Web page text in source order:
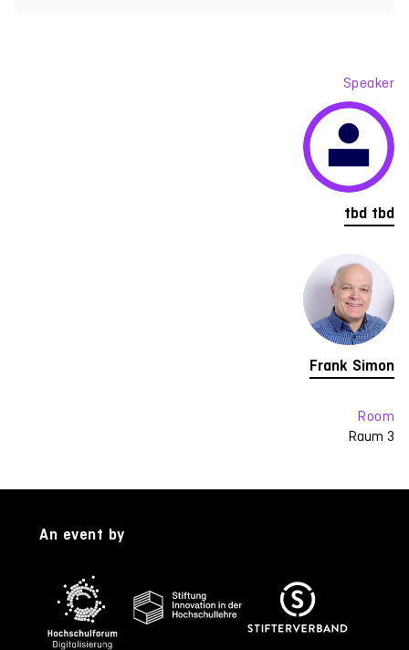
Speaker
tbd tbd
Frank Simon
Room
Raum 3
An event by